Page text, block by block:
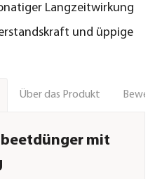
Langzeitwirkung
und üppige
Über das Produkt
mit